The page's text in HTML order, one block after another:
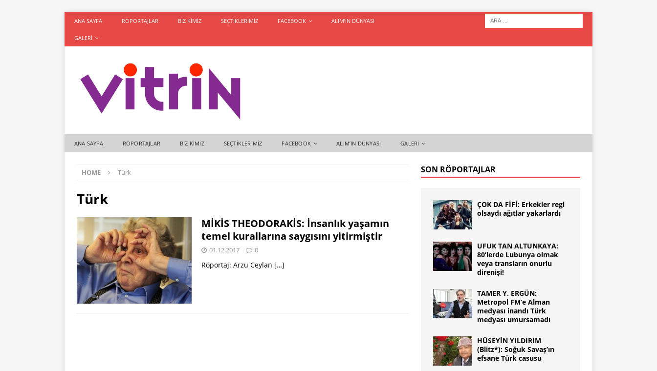
ANA SAYFA RÖPORTAJLAR BIZ KIMIZ SEÇTIKLERIMIZ FACEBOOK ALIM’IN DÜNYASI
GALERI
ANA SAYFA RÖPORTAJLAR BIZ KIMIZ SEÇTIKLERIMIZ FACEBOOK ALIM’IN DÜNYASI GALERI
HOME Türk
Türk
MİKİS THEODORAKİS: İnsanlık yaşamın
temel kurallarına saygısını yitirmiştir
01.12.2017 0
Röportaj: Arzu Ceylan […]
SON RÖPORTAJLAR
ÇOK DA FİFİ: Erkekler regl
olsaydı ağıtlar yakarlardı
UFUK TAN ALTUNKAYA:
80’lerde Lubunya olmak
veya transların onurlu
direnişi!
TAMER Y. ERGÜN:
Metropol FM’e Alman
medyası inandı Türk
medyası umursamadı
HÜSEYİN YILDIRIM
(Blitz*): Soğuk Savaş’ın
efsane Türk casusu